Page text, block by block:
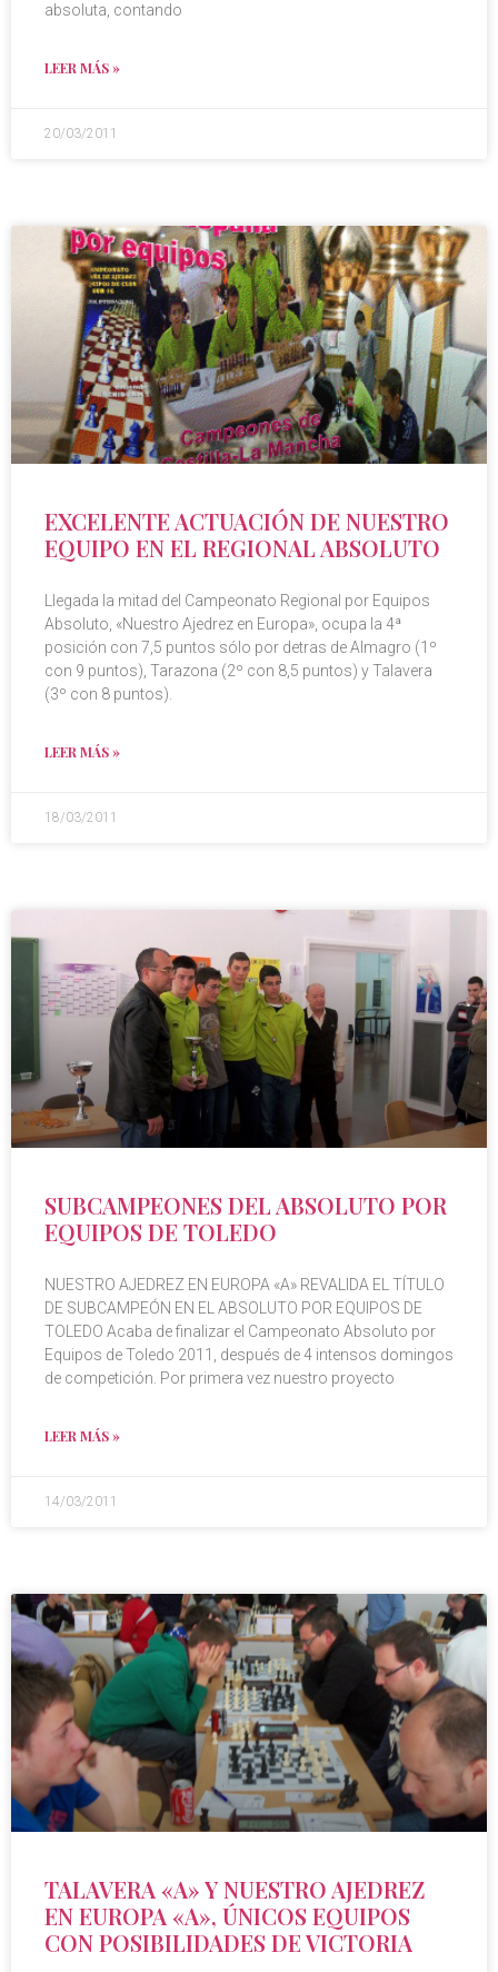
absoluta, contando
LEER MÁS »
20/03/2011
EXCELENTE ACTUACIÓN DE NUESTRO
EQUIPO EN EL REGIONAL ABSOLUTO
Llegada la mitad del Campeonato Regional por Equipos
Absoluto, «Nuestro Ajedrez en Europa», ocupa la 4ª
posición con 7,5 puntos sólo por detras de Almagro (1º
con 9 puntos), Tarazona (2º con 8,5 puntos) y Talavera
(3º con 8 puntos).
LEER MÁS »
18/03/2011
SUBCAMPEONES DEL ABSOLUTO POR
EQUIPOS DE TOLEDO
NUESTRO AJEDREZ EN EUROPA «A» REVALIDA EL TÍTULO
DE SUBCAMPEÓN EN EL ABSOLUTO POR EQUIPOS DE
TOLEDO Acaba de finalizar el Campeonato Absoluto por
Equipos de Toledo 2011, después de 4 intensos domingos
de competición. Por primera vez nuestro proyecto
LEER MÁS »
14/03/2011
TALAVERA «A» Y NUESTRO AJEDREZ
EN EUROPA «A», ÚNICOS EQUIPOS
CON POSIBILIDADES DE VICTORIA